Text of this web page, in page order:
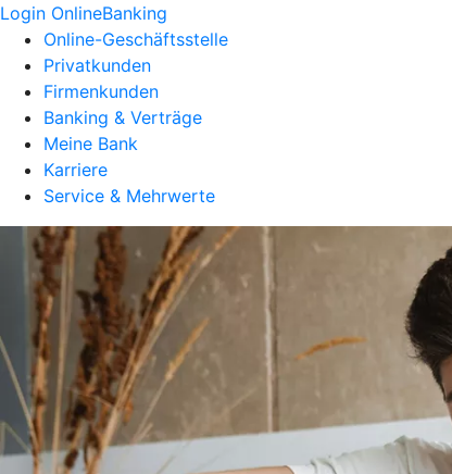
Login OnlineBanking
Online-Geschäftsstelle
Privatkunden
Firmenkunden
Banking & Verträge
Meine Bank
Karriere
Service & Mehrwerte